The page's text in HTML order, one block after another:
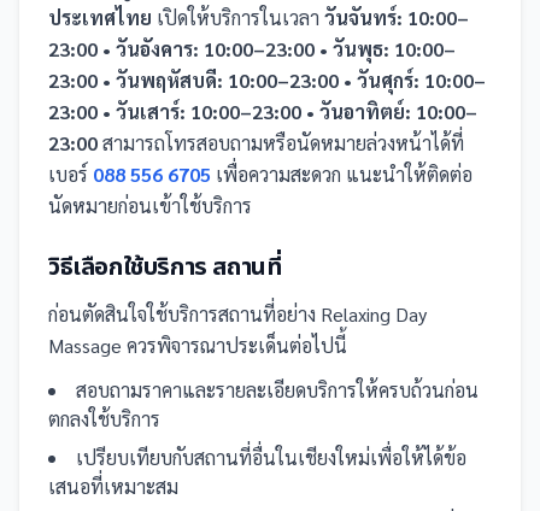
ประเทศไทย เปิดให้บริการในเวลา วันจันทร์: 10:00–
23:00 • วันอังคาร: 10:00–23:00 • วันพุธ: 10:00–
23:00 • วันพฤหัสบดี: 10:00–23:00 • วันศุกร์: 10:00–
23:00 • วันเสาร์: 10:00–23:00 • วันอาทิตย์: 10:00–
23:00สามารถโทรสอบถามหรือนัดหมายล่วงหน้าได้ที่
เบอร์ 088 556 6705 เพื่อความสะดวก แนะนำให้ติดต่อ
นัดหมายก่อนเข้าใช้บริการ
วิธีเลือกใช้บริการ สถานที่
ก่อนตัดสินใจใช้บริการสถานที่อย่าง Relaxing Day
Massage ควรพิจารณาประเด็นต่อไปนี้
สอบถามราคาและรายละเอียดบริการให้ครบถ้วนก่อน
ตกลงใช้บริการ
เปรียบเทียบกับสถานที่อื่นในเชียงใหม่เพื่อให้ได้ข้อ
เสนอที่เหมาะสม